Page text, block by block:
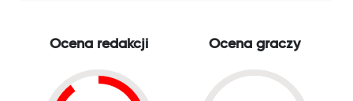
Ocena redakcji Ocena graczy